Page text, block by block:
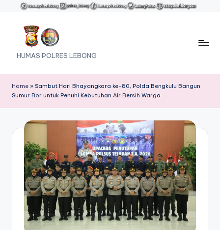
content
HUMAS POLRES LEBONG
Home » Sambut Hari Bhayangkara ke-80, Polda Bengkulu Bangun
Sumur Bor untuk Penuhi Kebutuhan Air Bersih Warga